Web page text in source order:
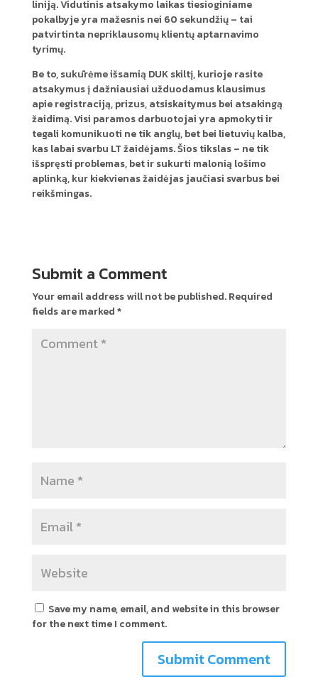
liniją. Vidutinis atsakymo laikas tiesioginiame
pokalbyje yra mažesnis nei 60 sekundžių – tai
patvirtinta nepriklausomų klientų aptarnavimo
tyrimų.
Be to, sukūrėme išsamią DUK skiltį, kurioje rasite
atsakymus į dažniausiai užduodamus klausimus
apie registraciją, prizus, atsiskaitymus bei atsakingą
žaidimą. Visi paramos darbuotojai yra apmokyti ir
tegali komunikuoti ne tik anglų, bet bei lietuvių kalba,
kas labai svarbu LT žaidėjams. Šios tikslas – ne tik
išspręsti problemas, bet ir sukurti malonią lošimo
aplinką, kur kiekvienas žaidėjas jaučiasi svarbus bei
reikšmingas.
Submit a Comment
Your email address will not be published. Required
fields are marked*
Save my name, email, and website in this browser
for the next time I comment.